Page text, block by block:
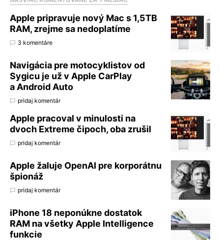
Apple pripravuje nový Mac s 1,5TB
RAM, zrejme sa nedoplatíme
3 komentáre
Navigácia pre motocyklistov od
Sygicu je už v Apple CarPlay
a Android Auto
pridaj komentár
Apple pracoval v minulosti na
dvoch Extreme čipoch, oba zrušil
pridaj komentár
Apple žaluje OpenAI pre korporátnu
špionáž
pridaj komentár
iPhone 18 neponúkne dostatok
RAM na všetky Apple Intelligence
funkcie